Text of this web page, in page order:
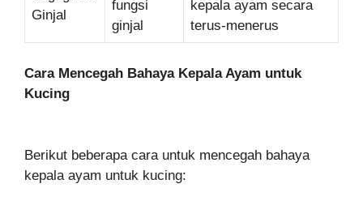
Ginjal
fungsi
ginjal
kepala ayam secara
terus-menerus
Cara Mencegah Bahaya Kepala Ayam untuk
Kucing
Berikut beberapa cara untuk mencegah bahaya
kepala ayam untuk kucing: